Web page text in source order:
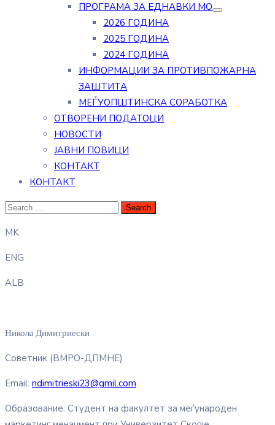
ПРОГРАМА ЗА ЕДНАВКИ МО
2026 ГОДИНА
2025 ГОДИНА
2024 ГОДИНА
ИНФОРМАЦИИ ЗА ПРОТИВПОЖАРНА
ЗАШТИТА
МЕЃУОПШТИНСКА СОРАБОТКА
ОТВОРЕНИ ПОДАТОЦИ
НОВОСТИ
ЈАВНИ ПОВИЦИ
КОНТАКТ
КОНТАКТ
MK
ENG
ALB
Никола Димитриески
Советник (ВМРО-ДПМНЕ)
Email: ndimitrieski23@gmil.com
Образование: Студент на факултет за меѓународен